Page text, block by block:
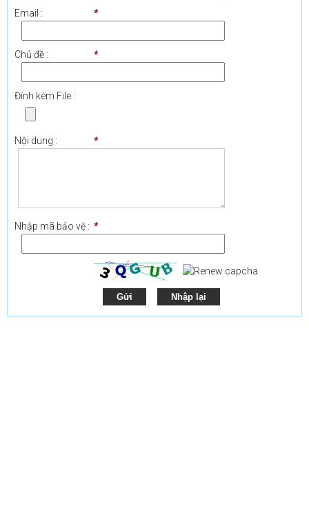
Email : *
Chủ đề : *
Đính kèm File :
Nội dung : *
Nhập mã bảo vệ : *
Gửi Nhập lại